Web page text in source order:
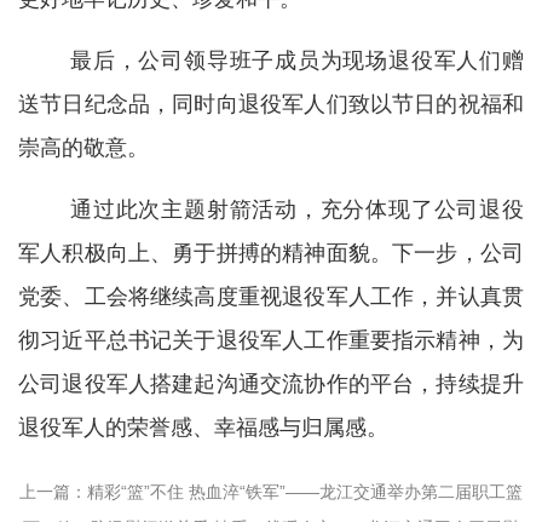
最后，公司领导班子成员为现场退役军人们赠
送节日纪念品，同时向退役军人们致以节日的祝福和
崇高的敬意。
通过此次主题射箭活动，充分体现了公司退役
军人积极向上、勇于拼搏的精神面貌。下一步，公司
党委、工会将继续高度重视退役军人工作，并认真贯
彻习近平总书记关于退役军人工作重要指示精神，为
公司退役军人搭建起沟通交流协作的平台，持续提升
退役军人的荣誉感、幸福感与归属感。
上一篇：精彩“篮”不住 热血淬“铁军”——龙江交通举办第二届职工篮